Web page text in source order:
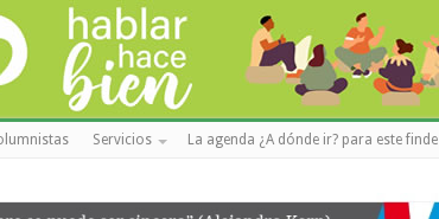
Servicios La agenda ¿A dónde ir? para este finde